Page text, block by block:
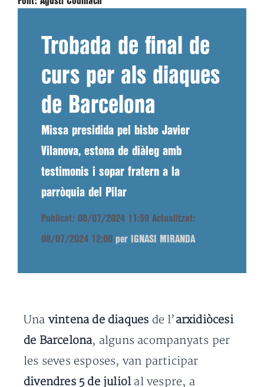
Trobada de final de
curs per als diaques
de Barcelona
Missa presidida pel bisbe Javier
Vilanova, estona de diàleg amb
testimonis i sopar fratern a la
parròquia del Pilar
Publicat: 08/07/2024 11:59 Actualitzat:
08/07/2024 12:00 per IGNASI MIRANDA
Una vintena de diaques de l’arxidiòcesi
de Barcelona, alguns acompanyats per
les seves esposes, van participar
divendres 5 de juliolal vespre, a